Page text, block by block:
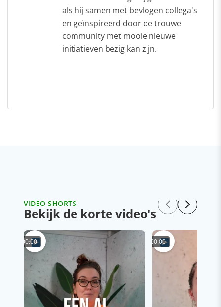
als hij samen met bevlogen collega's
en geïnspireerd door de trouwe
community met mooie nieuwe
initiatieven bezig kan zijn.
VIDEO SHORTS
Bekijk de korte video's
00:00 00:00